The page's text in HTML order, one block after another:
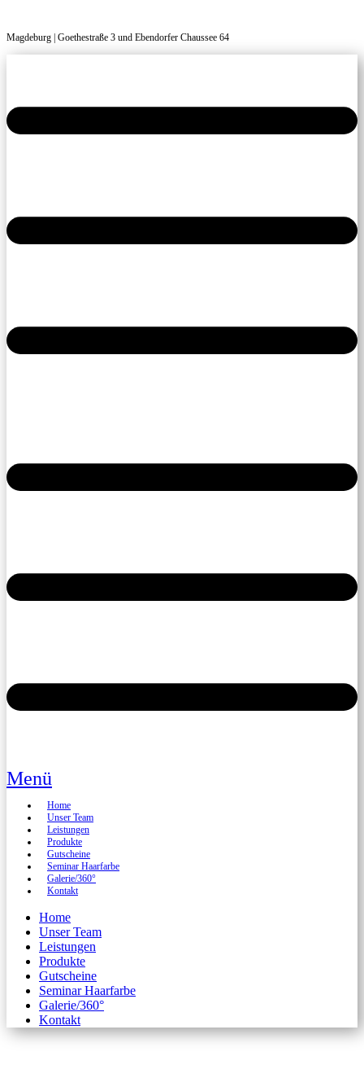
Magdeburg | Goethestraße 3 und Ebendorfer Chaussee 64
Menü
Home
Unser Team
Leistungen
Produkte
Gutscheine
Seminar Haarfarbe
Galerie/360°
Kontakt
Home
Unser Team
Leistungen
Produkte
Gutscheine
Seminar Haarfarbe
Galerie/360°
Kontakt